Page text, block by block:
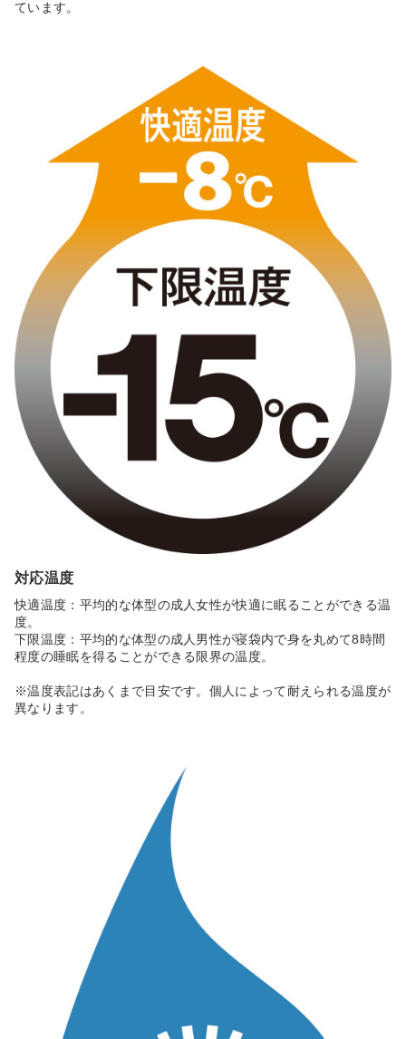
ています。
対応温度
快適温度：平均的な体型の成人女性が快適に眠ることができる温
度。
下限温度：平均的な体型の成人男性が寝袋内で身を丸めて8時間
程度の睡眠を得ることができる限界の温度。
※温度表記はあくまで目安です。個人によって耐えられる温度が
異なります。